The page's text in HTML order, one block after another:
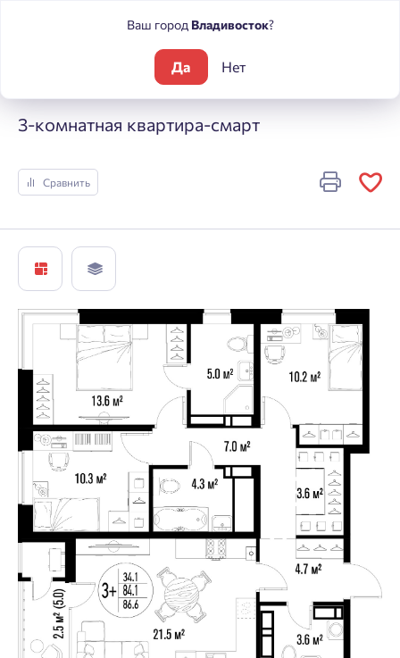
Центральный
3-комнатная квартира-смарт
Сравнить
Ваш город Владивосток?
Да Нет